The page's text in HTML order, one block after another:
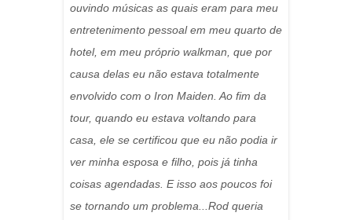
ouvindo músicas as quais eram para meu
entretenimento pessoal em meu quarto de
hotel, em meu próprio walkman, que por
causa delas eu não estava totalmente
envolvido com o Iron Maiden. Ao fim da
tour, quando eu estava voltando para
casa, ele se certificou que eu não podia ir
ver minha esposa e filho, pois já tinha
coisas agendadas. E isso aos poucos foi
se tornando um problema...Rod queria